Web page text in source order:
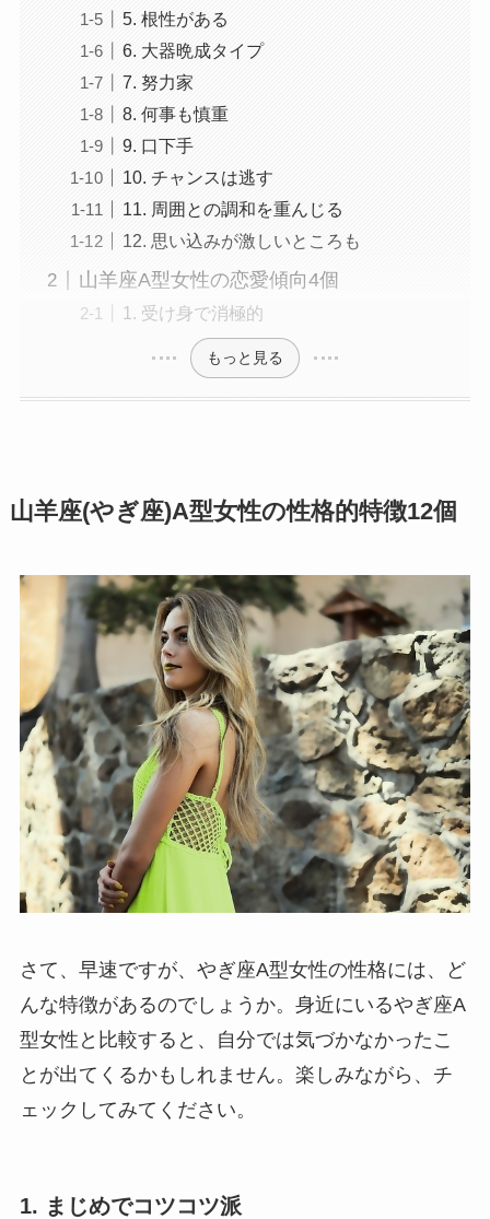
5. 根性がある
6. 大器晩成タイプ
7. 努力家
8. 何事も慎重
9. 口下手
10. チャンスは逃す
11. 周囲との調和を重んじる
12. 思い込みが激しいところも
山羊座A型女性の恋愛傾向4個
1. 受け身で消極的
もっと見る
山羊座(やぎ座)A型女性の性格的特徴12個
さて、早速ですが、やぎ座A型女性の性格には、ど
んな特徴があるのでしょうか。身近にいるやぎ座A
型女性と比較すると、自分では気づかなかったこ
とが出てくるかもしれません。楽しみながら、チ
ェックしてみてください。
1. まじめでコツコツ派